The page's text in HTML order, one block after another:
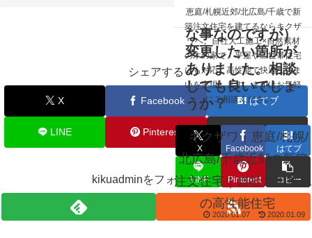
恵庭/札幌近郊/北広島/千歳で新
築注文住宅を建てるならキクザ
ワへ。自社大工施工×自然素材
の木の家で、平屋や二世帯住宅
にも対応。高性能で快適な住ま
いを実現します。まずはお気軽
にご相談ください。
キクザワ｜恵庭/札幌/
北広島/千歳近郊の新築
注文住宅｜自社大工施工
の高性能住宅
☰
工事中に、（小さ
な事なのですが）
変更したい箇所が
ありました。相談
しても良いでしょ
うか？
X Facebook はてブ
LINE Pinterest コピー
2020.01.07 2020.01.09
シェアする
X Facebook はてブ
LINE Pinterest コピー
kikuadminをフォローする